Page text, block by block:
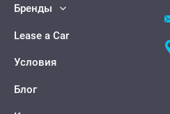
Бренды
Lease a Car
Условия
Блог